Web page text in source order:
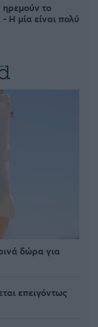
ηρεμούν το
Η μία είναι πολύ
δώρα για
επειγόντως